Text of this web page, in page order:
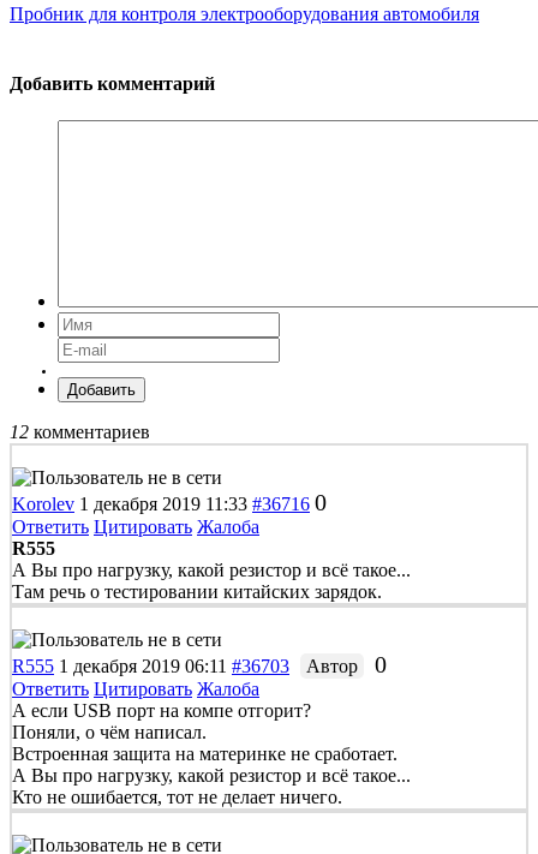
Пробник для контроля электрооборудования автомобиля
Добавить комментарий
Добавить
12 комментариев
Korolev 1 декабря 2019 11:33 #36716 0
Ответить Цитировать Жалоба
R555
А Вы про нагрузку, какой резистор и всё такое...
Там речь о тестировании китайских зарядок.
R555 1 декабря 2019 06:11 #36703 Автор 0
Ответить Цитировать Жалоба
А если USB порт на компе отгорит?
Поняли, о чём написал.
Встроенная защита на материнке не сработает.
А Вы про нагрузку, какой резистор и всё такое...
Кто не ошибается, тот не делает ничего.